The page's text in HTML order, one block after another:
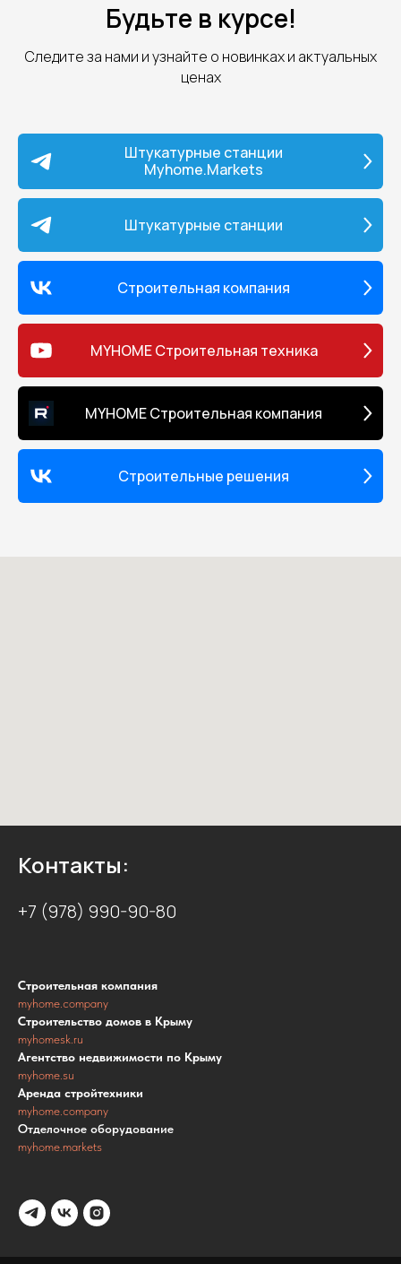
Будьте в курсе!
Следите за нами и узнайте о новинках и актуальных
ценах
Штукатурные станции
Myhome.Markets
Штукатурные станции
Строительная компания
MYHOME Строительная техника
MYHOME Строительная компания
Строительные решения
Контакты:
+7 (978) 990-90-80
Строительная компания
myhome.company
Строительство домов в Крыму
myhomesk.ru
Агентство недвижимости по Крыму
myhome.su
Аренда стройтехники
myhome.company
Отделочное оборудование
myhome.markets